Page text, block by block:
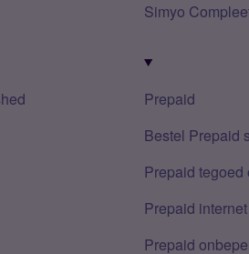
Simyo
Prepaid
Bestel Prepaid
Prepaid tegoed
Prepaid
Prepaid